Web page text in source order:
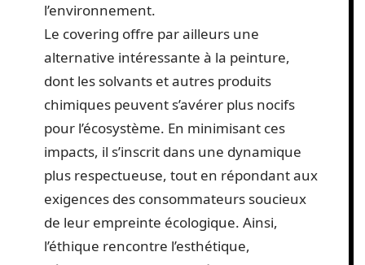
l’environnement.
Le covering offre par ailleurs une
alternative intéressante à la peinture,
dont les solvants et autres produits
chimiques peuvent s’avérer plus nocifs
pour l’écosystème. En minimisant ces
impacts, il s’inscrit dans une dynamique
plus respectueuse, tout en répondant aux
exigences des consommateurs soucieux
de leur empreinte écologique. Ainsi,
l’éthique rencontre l’esthétique,